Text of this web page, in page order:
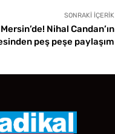
SONRAKI İÇERIK
Nihal Candan’ın
peş peşe paylaşım